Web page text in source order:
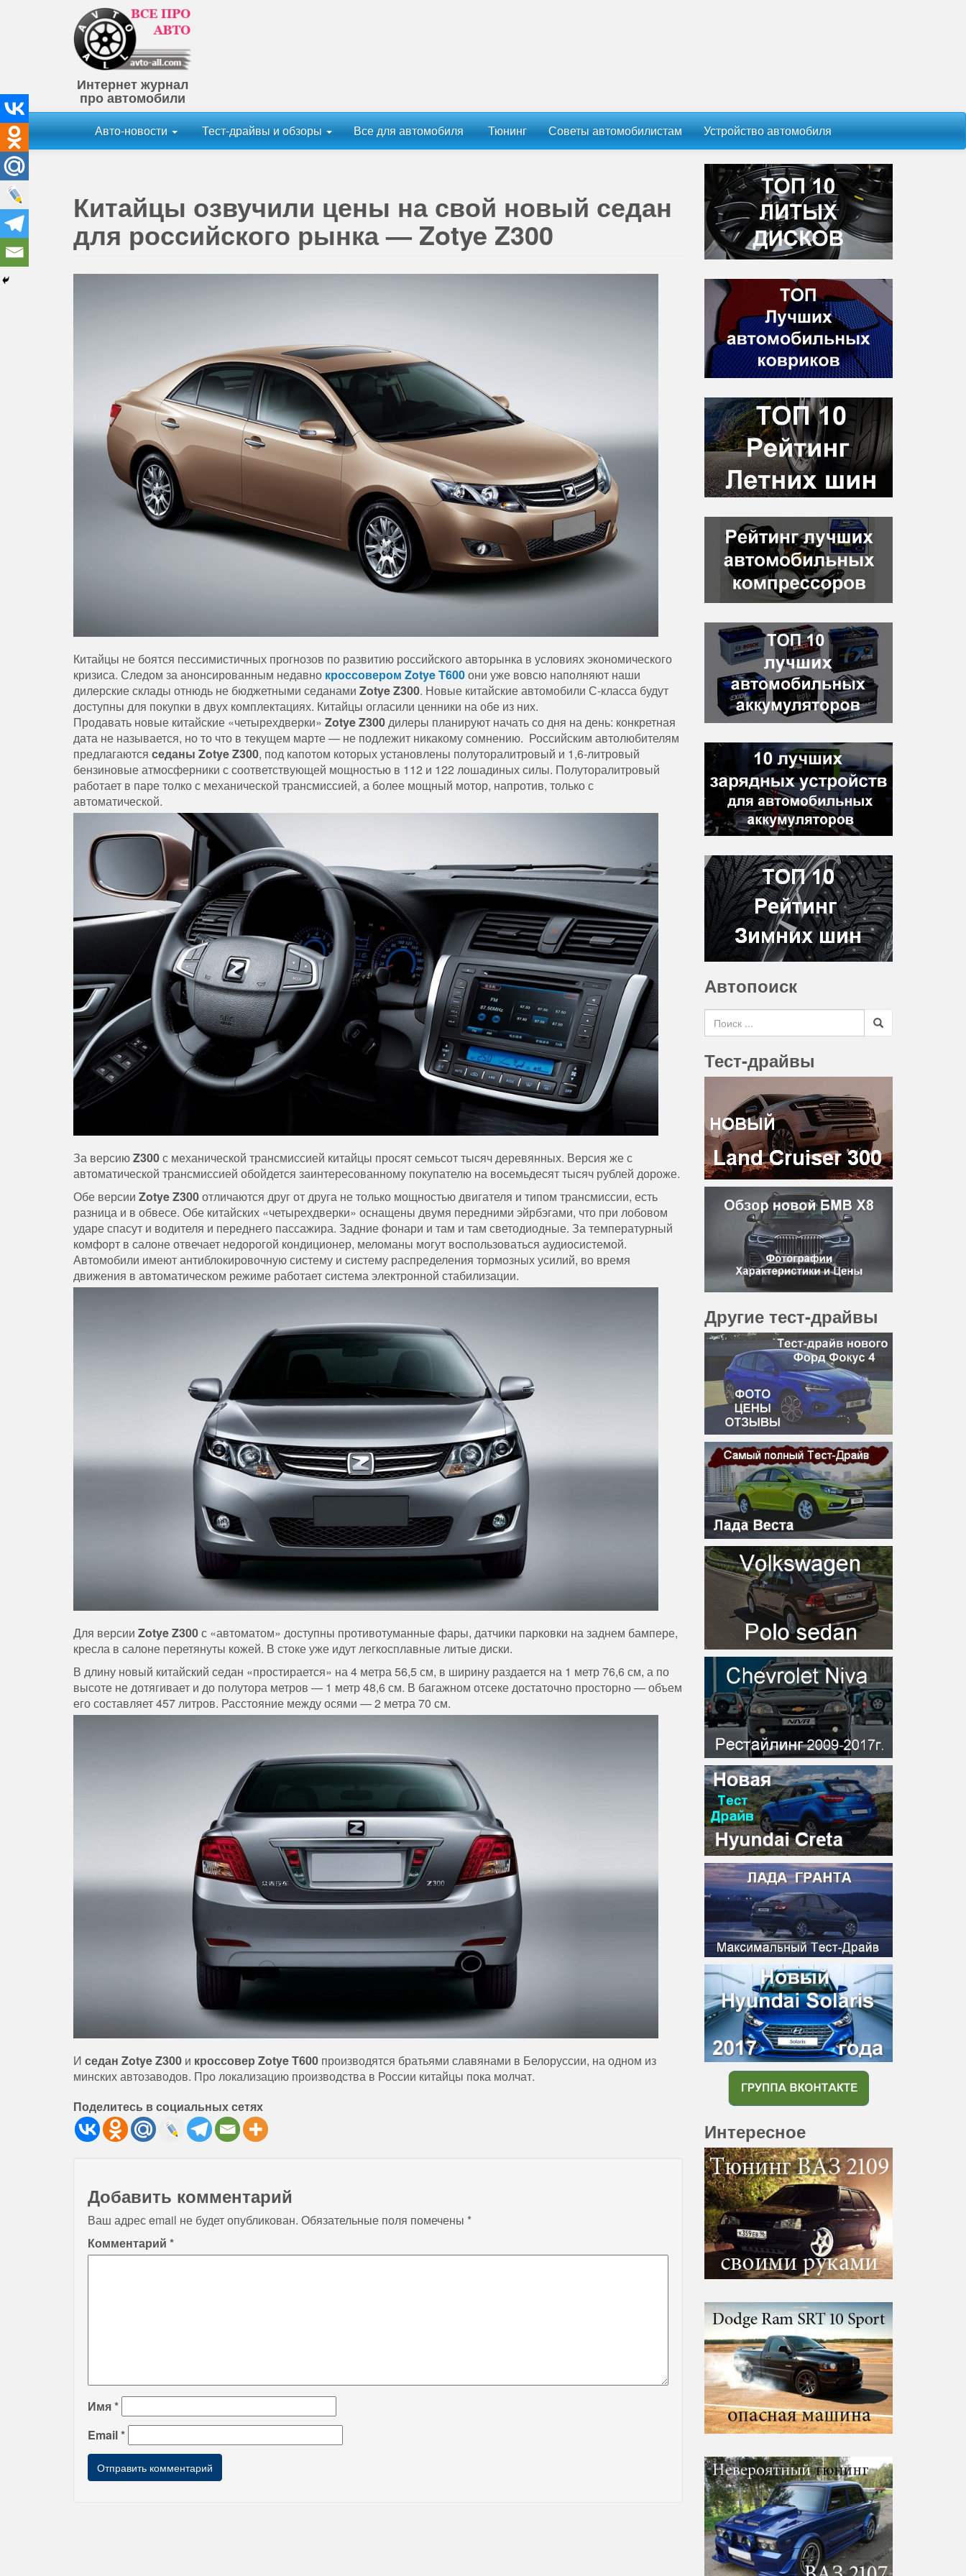
Интернет журнал
про автомобили
Авто-новости Тест-драйвы и обзоры Все для автомобиля Тюнинг Советы автомобилистам Устройство автомобиля
Китайцы озвучили цены на свой новый седан
для российского рынка — Zotye Z300
Китайцы не боятся пессимистичных прогнозов по развитию российского авторынка в условиях экономического
кризиса. Следом за анонсированным недавно кроссовером Zotye T600они уже вовсю наполняют наши
дилерские склады отнюдь не бюджетными седанами Zotye Z300. Новые китайские автомобили С-класса будут
доступны для покупки в двух комплектациях. Китайцы огласили ценники на обе из них.
Продавать новые китайские «четырехдверки» Zotye Z300дилеры планируют начать со дня на день: конкретная
дата не называется, но то что в текущем марте — не подлежит никакому сомнению. Российским автолюбителям
предлагаются седаны Zotye Z300, под капотом которых установлены полуторалитровый и 1,6-литровый
бензиновые атмосферники с соответствующей мощностью в 112 и 122 лошадиных силы. Полуторалитровый
работает в паре толко с механической трансмиссией, а более мощный мотор, напротив, только с
автоматической.
За версиюZ300с механической трансмиссией китайцы просят семьсот тысяч деревянных. Версия же с
автоматической трансмиссией обойдется заинтересованному покупателю на восемьдесят тысяч рублей дороже.
Обе версии Zotye Z300отличаются друг от друга не только мощностью двигателя и типом трансмиссии, есть
разница и в обвесе. Обе китайских «четырехдверки» оснащены двумя передними эйрбэгами, что при лобовом
ударе спасут и водителя и переднего пассажира. Задние фонари и там и там светодиодные. За температурный
комфорт в салоне отвечает недорогой кондиционер, меломаны могут воспользоваться аудиосистемой.
Автомобили имеют антиблокировочную систему и систему распределения тормозных усилий, во время
движения в автоматическом режиме работает система электронной стабилизации.
Для версии Zotye Z300с «автоматом» доступны противотуманные фары, датчики парковки на заднем бампере,
кресла в салоне перетянуты кожей. В стоке уже идут легкосплавные литые диски.
В длину новый китайский седан «простирается» на 4 метра 56,5 см, в ширину раздается на 1 метр 76,6 см, а по
высоте не дотягивает и до полутора метров — 1 метр 48,6 см. В багажном отсеке достаточно просторно — объем
его составляет 457 литров. Расстояние между осями — 2 метра 70 см.
И седан Zotye Z300 и кроссовер Zotye T600 производятся братьями славянами в Белоруссии, на одном из
минских автозаводов. Про локализацию производства в России китайцы пока молчат.
Поделитесь в социальных сетях
Добавить комментарий
Ваш адрес email не будет опубликован. Обязательные поля помечены *
Комментарий *
Имя*
Email*
Автопоиск
Search for
Тест-драйвы
Другие тест-драйвы
Интересное